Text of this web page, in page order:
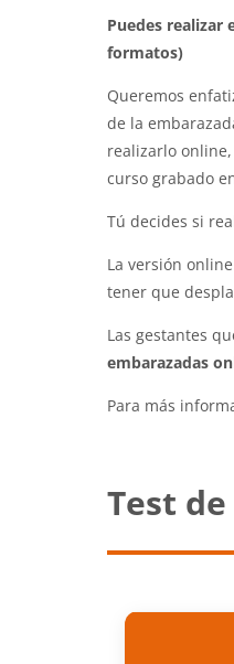
Puedes realizar
formatos)
Queremos
de la
realizarlo
curso grabado
Tú decides si
La versión
tener que
Las gestantes
embarazadas
Para más
Test